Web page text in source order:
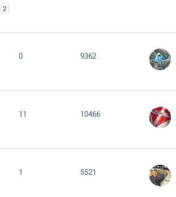
2
0 9362
11 10466
1 5521